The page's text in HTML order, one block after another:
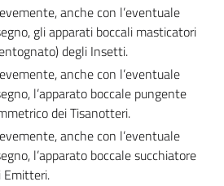
anche con l’eventuale
gli apparati boccali masticatori
degli Insetti.
anche con l’eventuale
l’apparato boccale pungente
dei Tisanotteri.
anche con l’eventuale
l’apparato boccale succhiatore
Emitteri.